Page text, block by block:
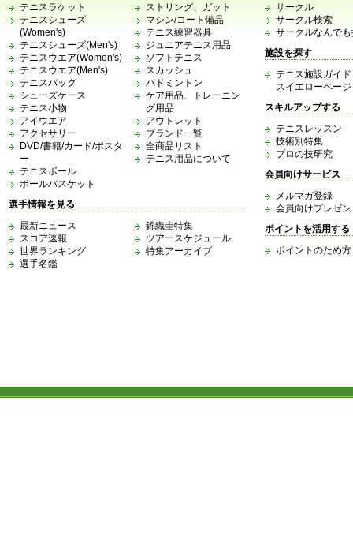
テニスラケット
テニスシューズ
(Women's)
テニスシューズ(Men's)
テニスウエア(Women's)
テニスウエア(Men's)
テニスバッグ
シューズケース
テニス小物
アイウエア
アクセサリー
DVD/書籍/カード/ポスタ
ー
テニスボール
ボールバスケット
ストリング、ガット
マシン/コート備品
テニス練習器具
ジュニアテニス用品
ソフトテニス
スカッシュ
バドミントン
ケア用品、トレーニン
グ用品
アウトレット
ブランド一覧
全商品リスト
テニス用品について
選手情報を見る
最新ニュース
スコア速報
世界ランキング
選手名鑑
錦織圭特集
ツアースケジュール
特集アーカイブ
サークル
サークル検索
サークルなんで
施設を探す
テニス施設ガイ
スイエローペー
スキルアップする
テニスレッスン
技術別特集
プロの技研究
会員向けサービス
メルマガ登録
会員向けプレゼ
ポイントを活用する
ポイントのため方